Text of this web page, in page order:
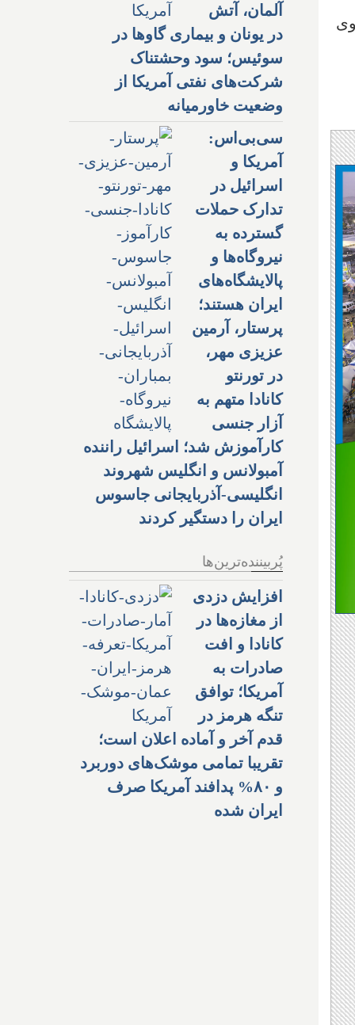
آلمان، آتش
در یونان و بیماری گاوها در
سوئیس؛ سود وحشتناک
شرکت‌های نفتی آمریکا از
وضعیت خاورمیانه
سی‌بی‌اس:
آمریکا و
اسرائیل در
تدارک حملات
گسترده به
نیروگاه‌ها و
پالایشگاه‌های
ایران هستند؛
پرستار، آرمین
عزیزی مهر،
در تورنتو
کانادا متهم به
آزار جنسی
کارآموزش شد؛ اسرائیل راننده
آمبولانس و انگلیس شهروند
انگلیسی-آذربایجانی جاسوس
ایران را دستگیر کردند
پُربیننده‌ترین‌ها
افزایش دزدی
از مغازه‌ها در
کانادا و افت
صادرات به
آمریکا؛ توافق
تنگه هرمز در
قدم آخر و آماده اعلان است؛
تقریبا تمامی موشک‌های دوربرد
و ۸۰% پدافند آمریکا صرف
ایران شده